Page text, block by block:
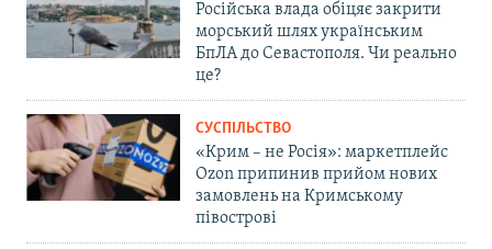
Російська влада обіцяє закрити
морський шлях українським
БпЛА до Севастополя. Чи реально
це?
СУСПІЛЬСТВО
«Крим – не Росія»: маркетплейс
Ozon припинив прийом нових
замовлень на Кримському
півострові